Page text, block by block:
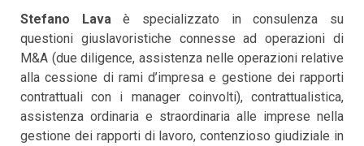
Stefano Lava è specializzato in consulenza su
questioni giuslavoristiche connesse ad operazioni di
M&A (due diligence, assistenza nelle operazioni relative
alla cessione di rami d’impresa e gestione dei rapporti
contrattuali con i manager coinvolti), contrattualistica,
assistenza ordinaria e straordinaria alle imprese nella
gestione dei rapporti di lavoro, contenzioso giudiziale in